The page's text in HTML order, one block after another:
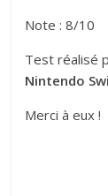
Note : 8/10
Test réalisé
Nintendo
Merci à eux !